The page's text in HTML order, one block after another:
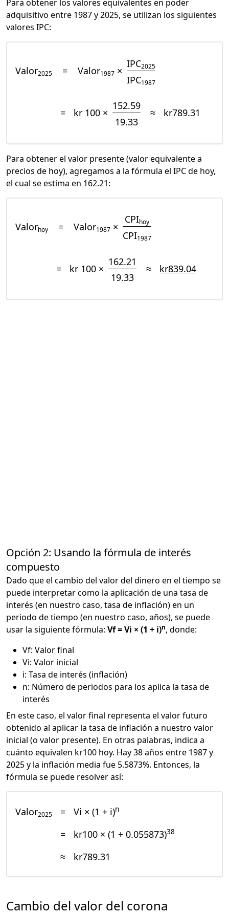
Para obtener los valores equivalentes en poder
adquisitivo entre 1987 y 2025, se utilizan los siguientes
valores IPC:
Valor2025 = Valor1987 ×
IPC2025
IPC1987
= kr 100 ×
152.59
19.33
≈ kr789.31
Para obtener el valor presente (valor equivalente a
precios de hoy), agregamos a la fórmula el IPC de hoy,
el cual se estima en 162.21:
Valorhoy = Valor1987 ×
CPIhoy
CPI1987
= kr 100 ×
162.21
19.33
≈ kr839.04
Opción 2: Usando la fórmula de interés
compuesto
Dado que el cambio del valor del dinero en el tiempo se
puede interpretar como la aplicación de una tasa de
interés (en nuestro caso, tasa de inflación) en un
periodo de tiempo (en nuestro caso, años), se puede
usar la siguiente fórmula: Vf = Vi × (1 + i)n, donde:
Vf: Valor final
Vi: Valor inicial
i: Tasa de interés (inflación)
n: Número de periodos para los aplica la tasa de
interés
En este caso, el valor final representa el valor futuro
obtenido al aplicar la tasa de inflación a nuestro valor
inicial (o valor presente). En otras palabras, indica a
cuánto equivalen kr100 hoy. Hay 38 años entre 1987 y
2025 y la inflación media fue 5.5873%. Entonces, la
fórmula se puede resolver así:
Valor2025 = Vi × (1 + i)n
= kr100 × (1 + 0.055873)38
≈ kr789.31
Cambio del valor del corona